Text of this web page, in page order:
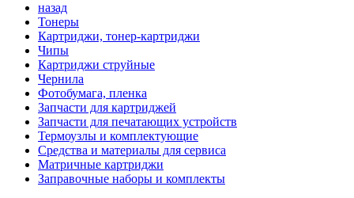
назад
Тонеры
Картриджи, тонер-картриджи
Чипы
Картриджи струйные
Чернила
Фотобумага, пленка
Запчасти для картриджей
Запчасти для печатающих устройств
Термоузлы и комплектующие
Средства и материалы для сервиса
Матричные картриджи
Заправочные наборы и комплекты